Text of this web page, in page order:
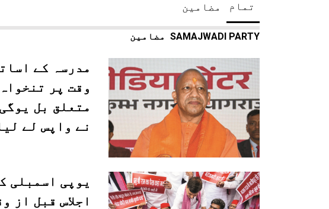
مضامین تمام
SAMAJWADI PARTY
مدرسہ کے
وقت پر
متعلق بل
نے واپس لے
یوپی اسمبلی
اجلاس قبل از